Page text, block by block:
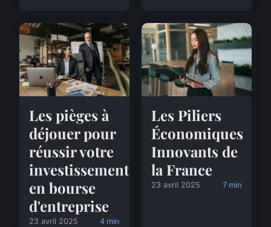
Les pièges à
déjouer pour
réussir votre
investissement
en bourse
d'entreprise
23 avril 2025 4 min
Les Piliers
Économiques
Innovants de
la France
23 avril 2025 7 min